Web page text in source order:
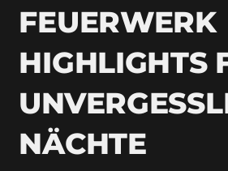
FEUERWERK
HIGHLIGHTS
NÄCHTE